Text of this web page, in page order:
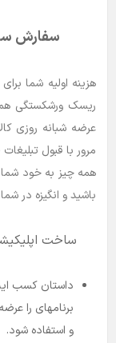
سفارش
هزینه اولیه شما
ریسک ورشکستگی
عرضه شبانه­ روزی
مرور با قبول
همه­ چیز به خود
باشید و انگیزه در
ساخت
داستان کسب
برنامه­ای را
و استفاده شود.